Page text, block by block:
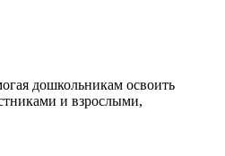
дошкольникам освоить
и взрослыми,